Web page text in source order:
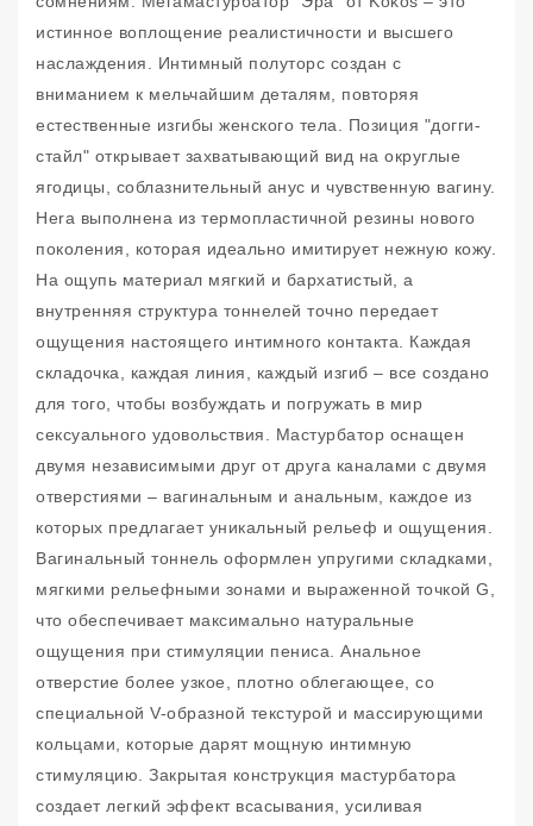
истинное воплощение реалистичности и высшего
наслаждения. Интимный полуторс создан с
вниманием к мельчайшим деталям, повторяя
естественные изгибы женского тела. Позиция "догги-
стайл" открывает захватывающий вид на округлые
ягодицы, соблазнительный анус и чувственную вагину.
Hera выполнена из термопластичной резины нового
поколения, которая идеально имитирует нежную кожу.
На ощупь материал мягкий и бархатистый, а
внутренняя структура тоннелей точно передает
ощущения настоящего интимного контакта. Каждая
складочка, каждая линия, каждый изгиб – все создано
для того, чтобы возбуждать и погружать в мир
сексуального удовольствия. Мастурбатор оснащен
двумя независимыми друг от друга каналами с двумя
отверстиями – вагинальным и анальным, каждое из
которых предлагает уникальный рельеф и ощущения.
Вагинальный тоннель оформлен упругими складками,
мягкими рельефными зонами и выраженной точкой G,
что обеспечивает максимально натуральные
ощущения при стимуляции пениса. Анальное
отверстие более узкое, плотно облегающее, со
специальной V-образной текстурой и массирующими
кольцами, которые дарят мощную интимную
стимуляцию. Закрытая конструкция мастурбатора
создает легкий эффект всасывания, усиливая